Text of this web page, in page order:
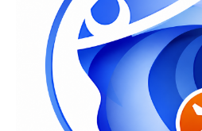
Системные программы
Софт